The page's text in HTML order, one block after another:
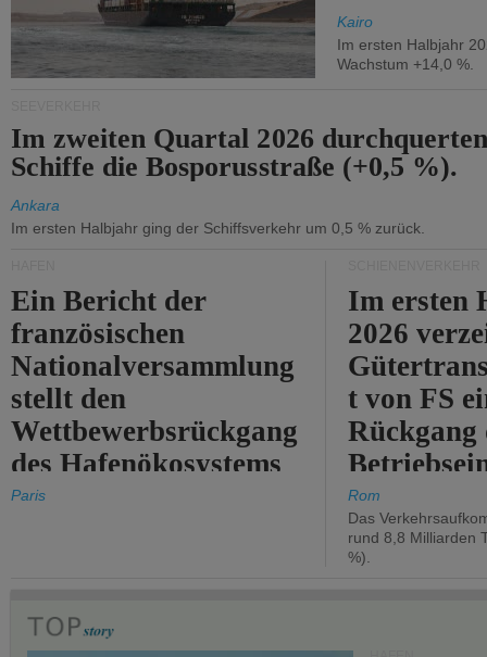
Kairo
Im ersten Halbjahr
Wachstum +14,0 %.
Im zweiten Quartal 2026
Schiffe die Bosporusstraße (+0,5 %).
Ankara
Im ersten Halbjahr ging der Schiffsverkehr um 0,5 % zurück.
Ein Bericht der
französischen
Nationalversammlung
stellt den
Wettbewerbsrückgang
des Hafenökosystems
des Staates fest.
Paris
Im ersten
2026
t von FS
Rückgang
um 2,7 %.
Rom
Das
rund 8,8 Milliarden
%).